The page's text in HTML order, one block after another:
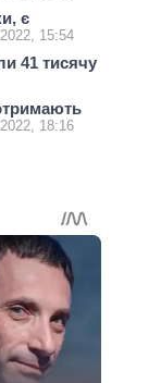
є
15:54
41 тисячу
18:16